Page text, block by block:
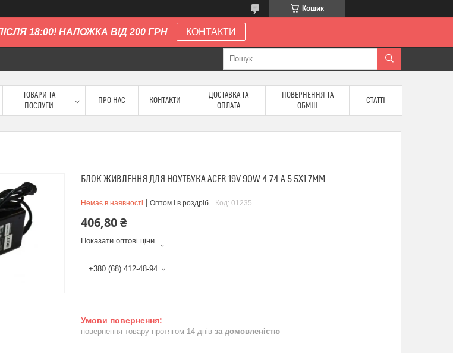
Кошик
18:00! НАЛОЖКА ВІД 200 ГРН КОНТАКТИ
ТОВАРИ ТА
ПОСЛУГИ
ПРО НАС КОНТАКТИ
ДОСТАВКА ТА
ОПЛАТА
ПОВЕРНЕННЯ ТА
ОБМІН
СТАТТІ
БЛОК ЖИВЛЕННЯ ДЛЯ НОУТБУКА ACER 19V 90W 4.74 A 5.5X1.7MM
Немає в наявності Оптом і в роздріб Код: 01235
406,80 ₴
Показати оптові ціни
+380 (68) 412-48-94
повернення товару протягом 14 днів за домовленістю